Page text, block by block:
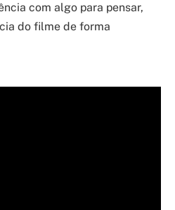
com algo para pensar,
do filme de forma